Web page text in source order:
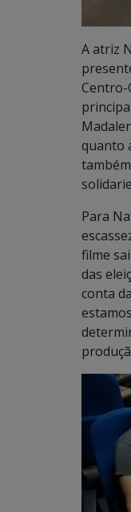
A atriz
Centro-
quanto
Para
filme
das
conta